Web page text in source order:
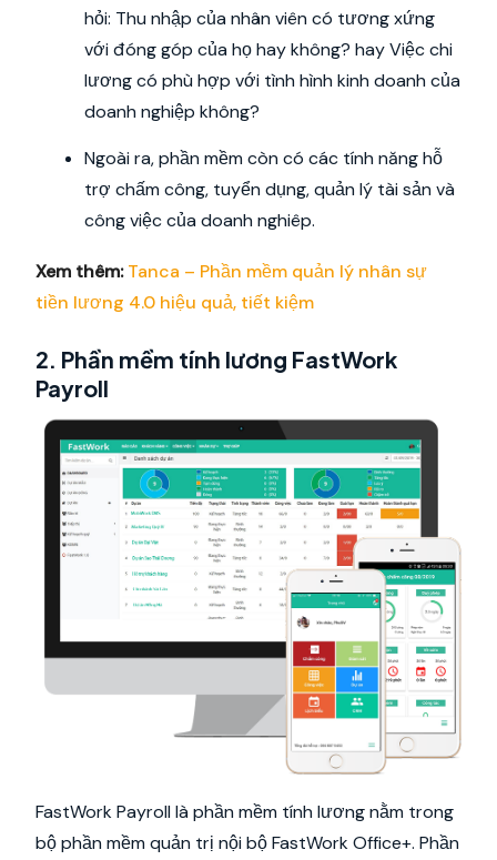
hỏi: Thu nhập của nhân viên có tương xứng
với đóng góp của họ hay không? hay Việc chi
lương có phù hợp với tình hình kinh doanh của
doanh nghiệp không?
Ngoài ra, phần mềm còn có các tính năng hỗ
trợ chấm công, tuyển dụng, quản lý tài sản và
công việc của doanh nghiêp.
Xem thêm: Tanca – Phần mềm quản lý nhân sự
tiền lương 4.0 hiệu quả, tiết kiệm
2. Phần mềm tính lương FastWork
Payroll
FastWork Payroll là phần mềm tính lương nằm trong
bộ phần mềm quản trị nội bộ FastWork Office+. Phần